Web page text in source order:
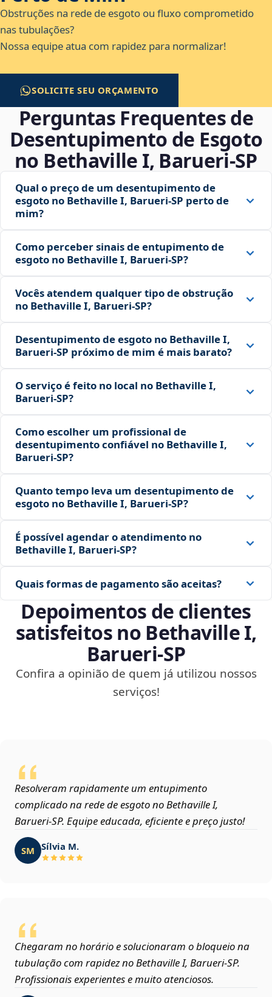
Obstruções na rede de esgoto ou fluxo comprometido
nas tubulações?
Nossa equipe atua com rapidez para normalizar!
SOLICITE SEU ORÇAMENTO
Perguntas Frequentes de
Desentupimento de Esgoto
no Bethaville I, Barueri‑SP
Qual o preço de um desentupimento de
esgoto no Bethaville I, Barueri‑SP perto de
mim?
Como perceber sinais de entupimento de
esgoto no Bethaville I, Barueri‑SP?
Vocês atendem qualquer tipo de obstrução
no Bethaville I, Barueri‑SP?
Desentupimento de esgoto no Bethaville I,
Barueri‑SP próximo de mim é mais barato?
O serviço é feito no local no Bethaville I,
Barueri‑SP?
Como escolher um profissional de
desentupimento confiável no Bethaville I,
Barueri‑SP?
Quanto tempo leva um desentupimento de
esgoto no Bethaville I, Barueri‑SP?
É possível agendar o atendimento no
Bethaville I, Barueri‑SP?
Quais formas de pagamento são aceitas?
Depoimentos de clientes
satisfeitos no Bethaville I,
Barueri‑SP
Confira a opinião de quem já utilizou nossos
serviços!
Resolveram rapidamente um entupimento
complicado na rede de esgoto no Bethaville I,
Barueri‑SP. Equipe educada, eficiente e preço justo!
SM Sílvia M.
Chegaram no horário e solucionaram o bloqueio na
tubulação com rapidez no Bethaville I, Barueri‑SP.
Profissionais experientes e muito atenciosos.